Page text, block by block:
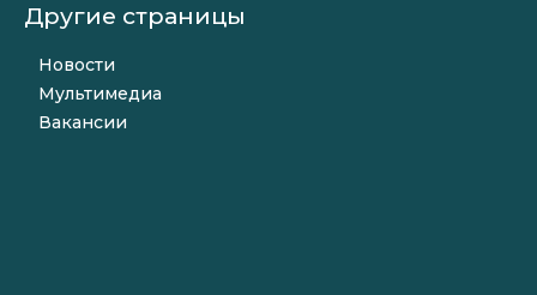
Другие страницы
Новости
Мультимедиа
Вакансии